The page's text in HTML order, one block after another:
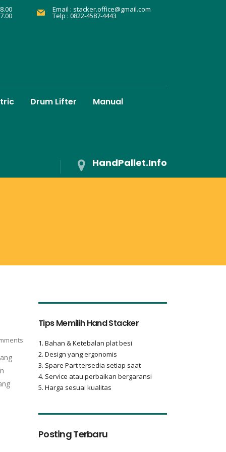
Email : stacker.office@gmail.com
Telp : 0822-4587-4443
Drum Lifter Manual
HandPallet.Info
Tips Memilih Hand Stacker
1. Bahan & Ketebalan plat besi
2. Design yang ergonomis
3. Spare Part tersedia setiap saat
4. Service atau perbaikan bergaransi
5. Harga sesuai kualitas
Posting Terbaru